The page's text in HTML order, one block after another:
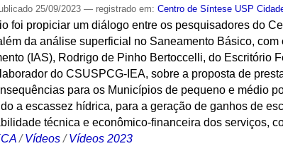
25/09/2023— registrado em:Centro de Síntese USP
foi propiciar um diálogo entre os pesquisadores do
da análise superficial no Saneamento Básico,
(IAS), Rodrigo de Pinho Bertoccelli, do Escritório
do CSUSPCG-IEA, sobre a proposta de
para os Municípios de pequeno e médio
a escassez hídrica, para a geração de ganhos de
técnica e econômico-financeira dos serviços,
/Vídeos /Vídeos 2023